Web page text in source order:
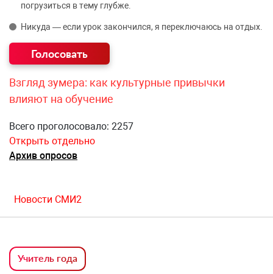
погрузиться в тему глубже.
Никуда — если урок закончился, я переключаюсь на отдых.
Взгляд зумера: как культурные привычки
влияют на обучение
Всего проголосовало: 2257
Открыть отдельно
Архив опросов
Новости СМИ2
Учитель года